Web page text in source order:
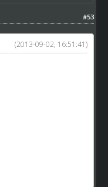
#53
(2013-09-02, 16:51:41)